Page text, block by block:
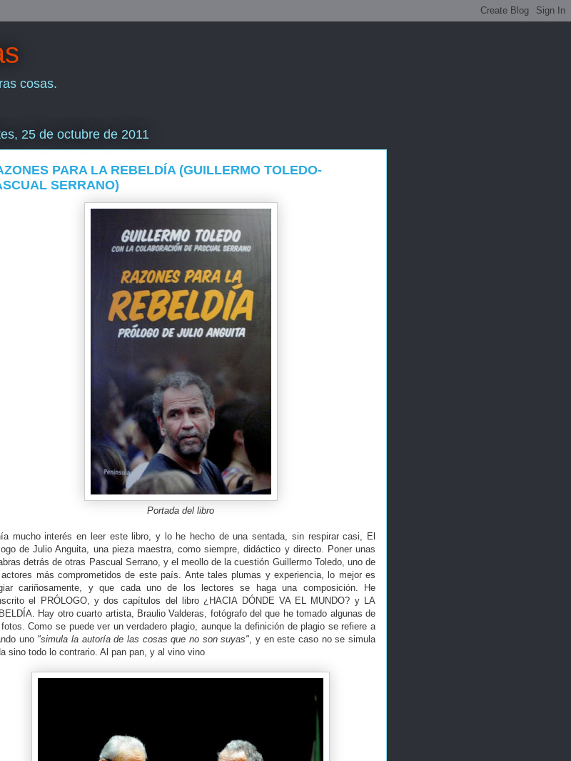
cosas.
25 de octubre de 2011
PARA LA REBELDÍA (GUILLERMO TOLEDO-
SERRANO)
Portada del libro
mucho interés en leer este libro, y lo he hecho de una sentada, sin respirar casi, El
de Julio Anguita, una pieza maestra, como siempre, didáctico y directo. Poner unas
detrás de otras Pascual Serrano, y el meollo de la cuestión Guillermo Toledo, uno de
actores más comprometidos de este país. Ante tales plumas y experiencia, lo mejor es
cariñosamente, y que cada uno de los lectores se haga una composición. He
el PRÓLOGO, y dos capítulos del libro ¿HACIA DÓNDE VA EL MUNDO? y LA
Hay otro cuarto artista, Braulio Valderas, fotógrafo del que he tomado algunas de
fotos. Como se puede ver un verdadero plagio, aunque la definición de plagio se refiere a
uno "simula la autoría de las cosas que no son suyas", y en este caso no se simula
sino todo lo contrario. Al pan pan, y al vino vino